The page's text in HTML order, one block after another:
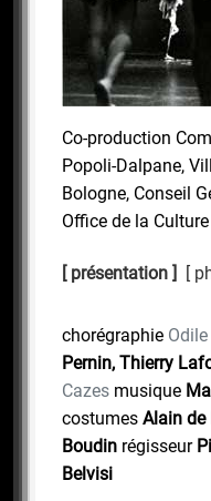
Co-production
Popoli-Dalpane,
Bologne, Conseil
Office de la
présentation
chorégraphie
Pernin, Thierry
Cazes musique
costumes Alain de
Boudin régisseur
Belvisi